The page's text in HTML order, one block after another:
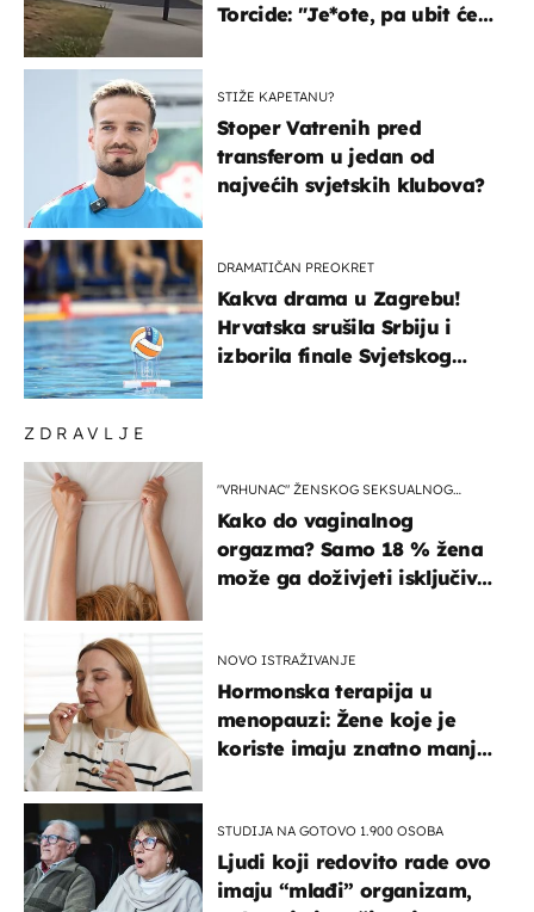
ZDRAVLJE
"VRHUNAC" ŽENSKOG SEKSUALNOG
Kako do vaginalnog
orgazma? Samo 18 % žena
može ga doživjeti isključivo
NOVO ISTRAŽIVANJE
Hormonska terapija u
menopauzi: Žene koje je
koriste imaju znatno manji
STUDIJA NA GOTOVO 1.900 OSOBA
Ljudi koji redovito rade ovo
imaju “mlađi” organizam,
Torcide: "Je*ote, pa ubit će
STIŽE KAPETANU?
Stoper Vatrenih pred
transferom u jedan od
najvećih svjetskih klubova?
DRAMATIČAN PREOKRET
Kakva drama u Zagrebu!
Hrvatska srušila Srbiju i
izborila finale Svjetskog